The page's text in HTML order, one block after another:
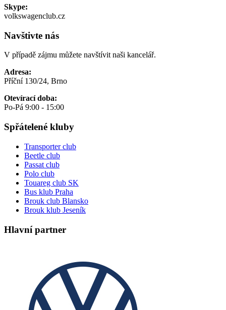
Skype:
volkswagenclub.cz
Navštivte nás
V případě zájmu můžete navštívit naši kancelář.
Adresa:
Příční 130/24, Brno
Otevírací doba:
Po-Pá 9:00 - 15:00
Spřátelené kluby
Transporter club
Beetle club
Passat club
Polo club
Touareg club SK
Bus klub Praha
Brouk club Blansko
Brouk klub Jeseník
Hlavní partner